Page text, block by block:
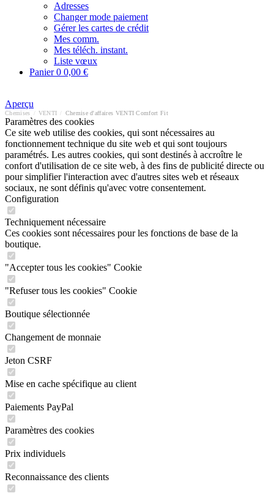
Adresses
Changer mode paiement
Gérer les cartes de crédit
Mes comm.
Mes téléch. instant.
Liste vœux
Panier0 0,00 €
Aperçu
Chemises VENTI Chemise d'affaires VENTI Comfort Fit
Paramètres des cookies
Ce site web utilise des cookies, qui sont nécessaires au
fonctionnement technique du site web et qui sont toujours
paramétrés. Les autres cookies, qui sont destinés à accroître le
confort d'utilisation de ce site web, à des fins de publicité directe ou
pour simplifier l'interaction avec d'autres sites web et réseaux
sociaux, ne sont définis qu'avec votre consentement.
Configuration
Techniquement nécessaire
Ces cookies sont nécessaires pour les fonctions de base de la
boutique.
"Accepter tous les cookies" Cookie
"Refuser tous les cookies" Cookie
Boutique sélectionnée
Changement de monnaie
Jeton CSRF
Mise en cache spécifique au client
Paiements PayPal
Paramètres des cookies
Prix individuels
Reconnaissance des clients